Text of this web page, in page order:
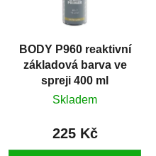
BODY P960 reaktivní
základová barva ve
spreji 400 ml
Skladem
225 Kč